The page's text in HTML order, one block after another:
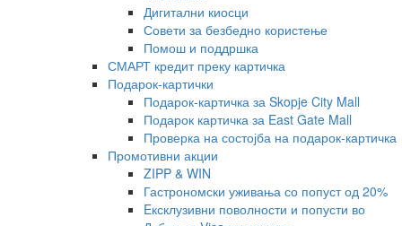
Дигитални киосци
Совети за безбедно користење
Помош и поддршка
СМАРТ кредит преку картичка
Подарок-картички
Подарок-картичка за Skopje City Mall
Подарок картичка за East Gate Mall
Проверка на состојба на подарок-картичка
Промотивни акции
ZIPP & WIN
Гастрономски уживања со попуст од 20%
Eксклузивни поволности и попусти во